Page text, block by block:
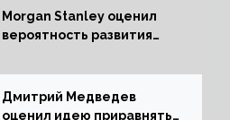
Morgan Stanley оценил
вероятность развития
Дмитрий Медведев
оценил идею приравнять